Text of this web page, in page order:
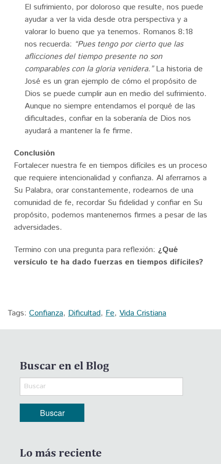
El sufrimiento, por doloroso que resulte, nos puede
ayudar a ver la vida desde otra perspectiva y a
valorar lo bueno que ya tenemos. Romanos 8:18
nos recuerda: “Pues tengo por cierto que las
aflicciones del tiempo presente no son
comparables con la gloria venidera.”La historia de
José es un gran ejemplo de cómo el propósito de
Dios se puede cumplir aun en medio del sufrimiento.
Aunque no siempre entendamos el porqué de las
dificultades, confiar en la soberanía de Dios nos
ayudará a mantener la fe firme.
Conclusión
Fortalecer nuestra fe en tiempos difíciles es un proceso
que requiere intencionalidad y confianza. Al aferrarnos a
Su Palabra, orar constantemente, rodearnos de una
comunidad de fe, recordar Su fidelidad y confiar en Su
propósito, podemos mantenernos firmes a pesar de las
adversidades.
Termino con una pregunta para reflexión: ¿Qué
versículo te ha dado fuerzas en tiempos difíciles?
Tags: Confianza, Dificultad, Fe, Vida Cristiana
Buscar en el Blog
Lo más reciente